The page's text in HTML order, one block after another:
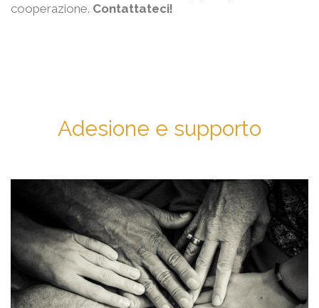
cooperazione. Contattateci!
Adesione e supporto